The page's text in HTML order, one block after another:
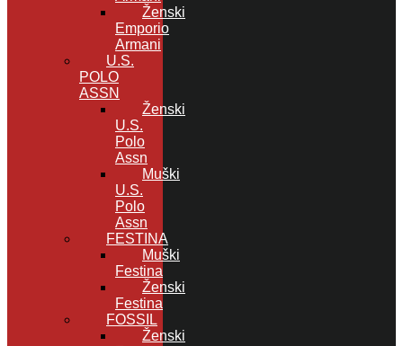
Ženski
Emporio
Armani
U.S.
POLO
ASSN
Ženski
U.S.
Polo
Assn
Muški
U.S.
Polo
Assn
FESTINA
Muški
Festina
Ženski
Festina
FOSSIL
Ženski